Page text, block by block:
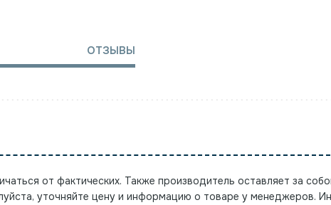
ОТЗЫВЫ
от фактических. Также производитель оставляет за
уточняйте цену и информацию о товаре у менеджеров.